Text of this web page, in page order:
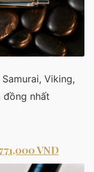
Viking,
đồng nhất
VND